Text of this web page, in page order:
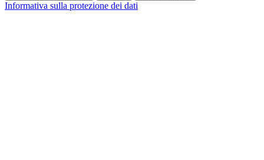
Informativa sulla protezione dei dati